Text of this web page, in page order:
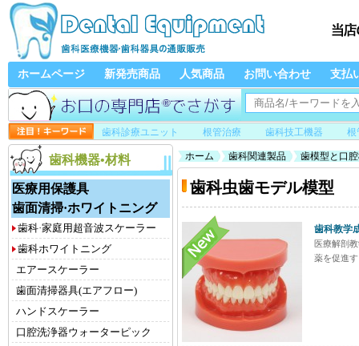
ホームページ 新発売商品 人気商品 お問い合わせ 支払
歯科診療ユニット 根管治療 歯科技工機器 根
歯科機器•材料
医療用保護具
歯面清掃·ホワイトニング
歯科·家庭用超音波スケーラー
歯科ホワイトニング
エアースケーラー
歯面清掃器具(エアフロー)
ハンドスケーラー
口腔洗浄器ウォーターピック
ホーム 歯科関連製品 歯模型と口
歯科虫歯モデル模型
歯科教学
医療解剖
薬を促進